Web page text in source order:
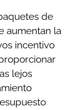
de
aumentan la
incentivo
lejos